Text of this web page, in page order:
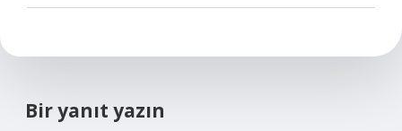
Bir yanıt yazın